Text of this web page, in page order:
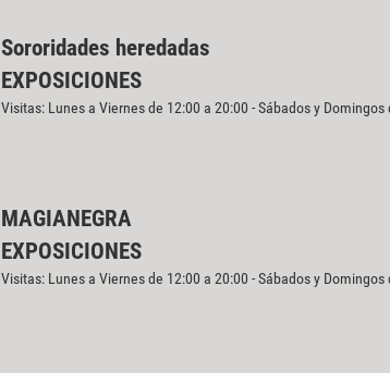
Sororidades heredadas
EXPOSICIONES
Visitas: Lunes a Viernes de 12:00 a 20:00 - Sábados y Domingos
MAGIANEGRA
EXPOSICIONES
Visitas: Lunes a Viernes de 12:00 a 20:00 - Sábados y Domingos